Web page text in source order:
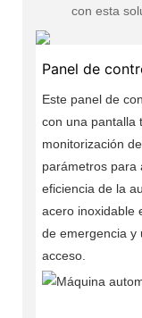
con esta
Panel de
Este panel de
con una pantalla
monitorización
parámetros para
eficiencia de la
acero inoxidable
de emergencia y
acceso.